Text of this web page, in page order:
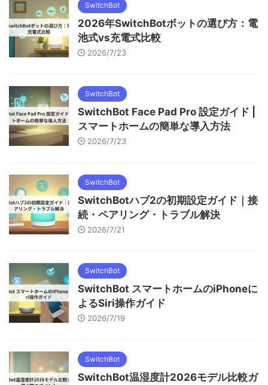
SwitchBot
2026年SwitchBotボットの選び方：電
池式vs充電式比較
2026/7/23
SwitchBot
SwitchBot Face Pad Pro 設定ガイド |
スマートホームの簡単な導入方法
2026/7/23
SwitchBot
SwitchBotハブ2の初期設定ガイド｜接
続・ペアリング・トラブル解決
2026/7/21
SwitchBot
SwitchBot スマートホームのiPhoneに
よるSiri操作ガイド
2026/7/19
SwitchBot
SwitchBot温湿度計2026モデル比較ガ